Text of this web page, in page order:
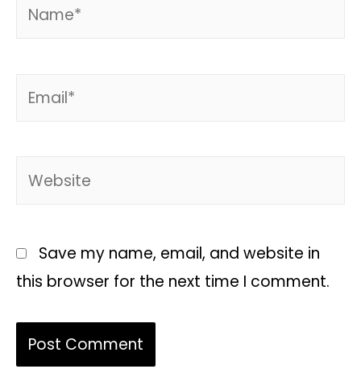
Save my name, email, and website in
this browser for the next time I comment.